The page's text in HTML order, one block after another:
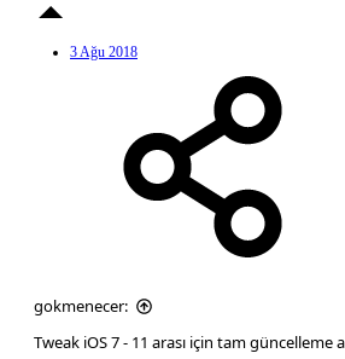
3 Ağu 2018
gokmenecer:
Tweak iOS 7 - 11 arası için tam güncelleme